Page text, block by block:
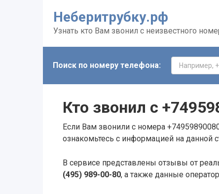
Неберитрубку.рф
Узнать кто Вам звонил с неизвестного
Поиск по номеру телефона:
Кто звонил с
Если Вам звонили с номера
ознакомьтесь с информацией на данной
В сервисе представлены отзывы от
(495) 989-00-80, а также данные